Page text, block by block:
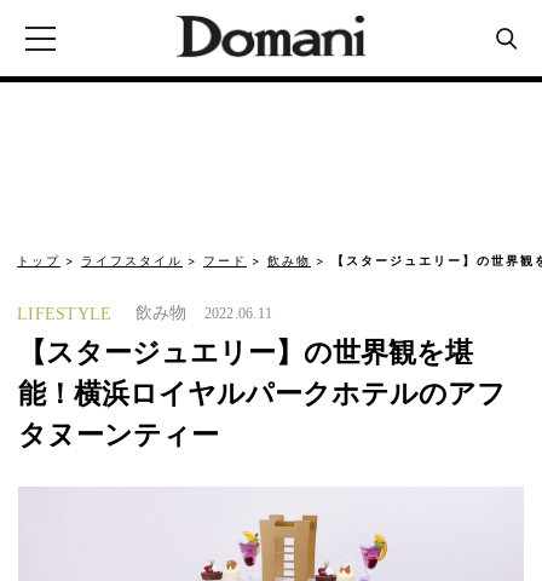
トップ ライフスタイル フード 飲み物 【スタージュエリー】の世界
LIFESTYLE 飲み物 2022.06.11
【スタージュエリー】の世界観を堪
能！横浜ロイヤルパークホテルのアフ
タヌーンティー